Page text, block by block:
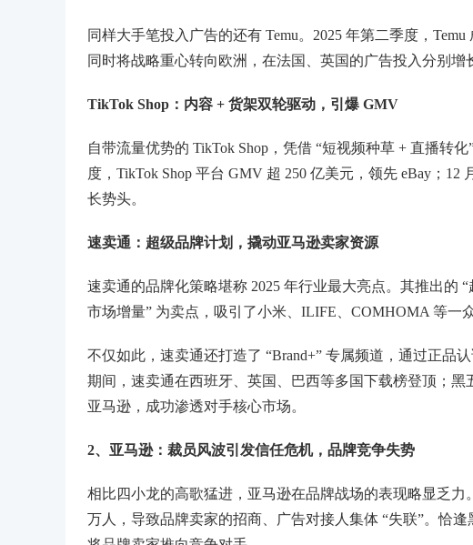
同样大手笔投入广告的还有 Temu。2025 年第二季度，
同时将战略重心转向欧洲，在法国、英国的广告投入分别增
TikTok Shop：内容 + 货架双轮驱动，引爆 GMV
自带流量优势的 TikTok Shop，凭借 “短视频种草 + 直播转
度，TikTok Shop 平台 GMV 超 250 亿美元，领先 eBay；
长势头。
速卖通：超级品牌计划，撬动亚马逊卖家资源
速卖通的品牌化策略堪称 2025 年行业最大亮点。其推出的
市场增量” 为卖点，吸引了小米、ILIFE、COMHOMA 等一
不仅如此，速卖通还打造了 “Brand+” 专属频道，通过正品
期间，速卖通在西班牙、英国、巴西等多国下载榜登顶；
亚马逊，成功渗透对手核心市场。
2、亚马逊：裁员风波引发信任危机，品牌竞争失势
相比四小龙的高歌猛进，亚马逊在品牌战场的表现略显乏力
万人，导致品牌卖家的招商、广告对接人集体 “失联”。恰